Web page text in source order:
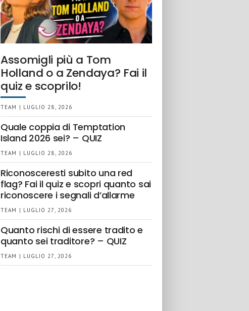
Assomigli più a Tom
Holland o a Zendaya? Fai il
quiz e scoprilo!
TEAM | LUGLIO 28, 2026
Quale coppia di Temptation
Island 2026 sei? – QUIZ
TEAM | LUGLIO 28, 2026
Riconosceresti subito una red
flag? Fai il quiz e scopri quanto sai
riconoscere i segnali d’allarme
TEAM | LUGLIO 27, 2026
Quanto rischi di essere tradito e
quanto sei traditore? – QUIZ
TEAM | LUGLIO 27, 2026